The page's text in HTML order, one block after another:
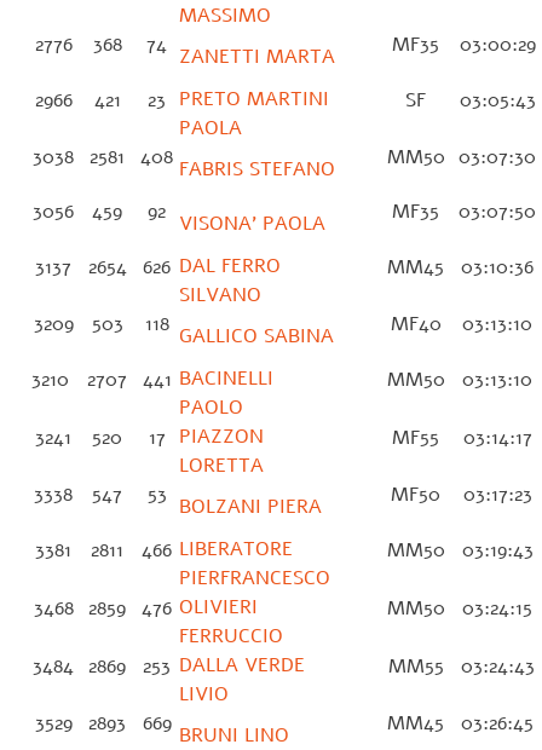
MASSIMO
2776 368 74 ZANETTI MARTA MF35 03:00:29
2966 421 23 PRETO MARTINI
PAOLA
SF 03:05:43
3038 2581 408 FABRIS STEFANO MM50 03:07:30
3056 459 92 VISONA’ PAOLA MF35 03:07:50
3137 2654 626 DAL FERRO
SILVANO
MM45 03:10:36
3209 503 118 GALLICO SABINA MF40 03:13:10
3210 2707 441 BACINELLI
PAOLO
MM50 03:13:10
3241 520 17 PIAZZON
LORETTA
MF55 03:14:17
3338 547 53 BOLZANI PIERA MF50 03:17:23
3381 2811 466 LIBERATORE
PIERFRANCESCO
MM50 03:19:43
3468 2859 476 OLIVIERI
FERRUCCIO
MM50 03:24:15
3484 2869 253 DALLA VERDE
LIVIO
MM55 03:24:43
3529 2893 669 BRUNI LINO MM45 03:26:45